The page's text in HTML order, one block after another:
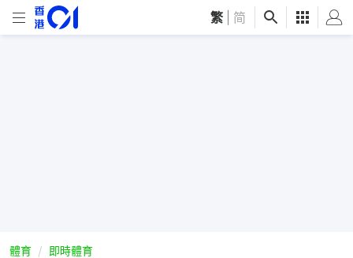
繁 简
體育 即時體育